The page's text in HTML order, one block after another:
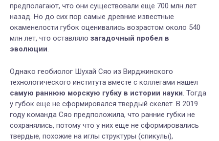
предполагают, что они существовали еще 700 млн лет
назад. Но до сих пор самые древние известные
окаменелости губок оценивались возрастом около 540
млн лет, что оставляло загадочный пробел в
эволюции.
Однако геобиолог Шухай Сяо из Вирджинского
технологического института вместе с коллегами нашел
самую раннюю морскую губку в истории науки. Тогда
у губок еще не сформировался твердый скелет. В 2019
году команда Сяо предположила, что ранние губки не
сохранялись, потому что у них еще не сформировались
твердые, похожие на иглы структуры (спикулы),